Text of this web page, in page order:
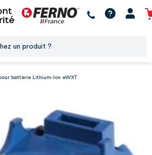
batterie Lithium-Ion eWXT